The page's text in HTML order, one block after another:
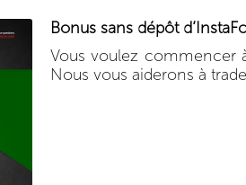
Bonus sans dépôt
Vous voulez commencer
Nous vous aiderons à